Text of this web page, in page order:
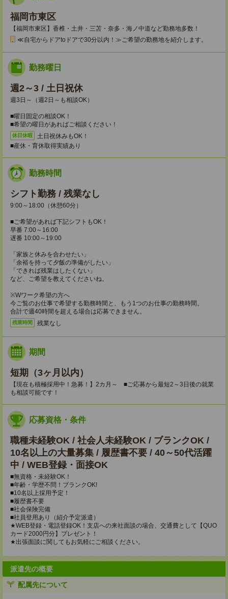
福岡市東区
【福岡市東区】香椎・土井・三苫・奈多・海ノ中道など勤務地多数！
≪自宅からドアtoドアで30分以内！≫ご希望の勤務地を紹介します。
勤務曜日
週2～3 / 土日祝休
週3日～（週2日～も相談OK）
■曜日固定の相談OK！
■希望の曜日があればご相談ください！
休日休暇
土日祝休みもOK！
■産休・育休取得実績あり
勤務時間
シフト勤務 / 残業なし
9:00～18:00（休憩60分）
■ご希望があれば下記シフトもOK！
早番 7:00～16:00
遅番 10:00～19:00
「家族と休みを合わせたい」
「余裕を持って夕飯の準備がしたい」
「できれば残業はしたくない」
など、ご希望を教えてくださいね。
※Wワーク希望の方へ
今ご覧のお仕事で希望する勤務時間と、もう1つのお仕事の勤務時間。
合計で週40時間を超える場合は応募できません。
残業時間 残業なし
期間
短期（3ヶ月以内）
【現在も積極採用中！急募！】2カ月～ ■ご応募から最短2～3日後の就業
も相談可能です！
応募資格・条件
職種未経験OK / 社会人未経験OK / ブランクOK /
10名以上の大量募集 / 履歴書不要 / 40～50代活躍
中 / WEB登録・面接OK
■無資格・未経験OK！
■年齢・学歴不問！ブランクOK!
■10名以上採用予定！
■履歴書不要
■社会保険完備
■社員登用あり（紹介予定派遣）
★WEB登録・電話登録OK！支店への来社面談の場合、交通費として【QUO
カード2000円分】プレゼント！
★出張面談に関してもお気軽にご相談ください。
派遣先の概要
配属先について